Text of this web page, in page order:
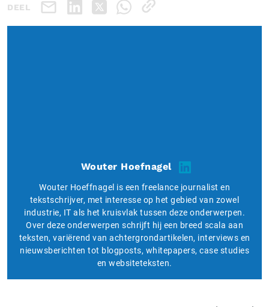
DEEL
Wouter Hoefnagel
Wouter Hoeffnagel is een freelance journalist en
tekstschrijver, met interesse op het gebied van zowel
industrie, IT als het kruisvlak tussen deze onderwerpen.
Over deze onderwerpen schrijft hij een breed scala aan
teksten, variërend van achtergrondartikelen, interviews en
nieuwsberichten tot blogposts, whitepapers, case studies
en websiteteksten.